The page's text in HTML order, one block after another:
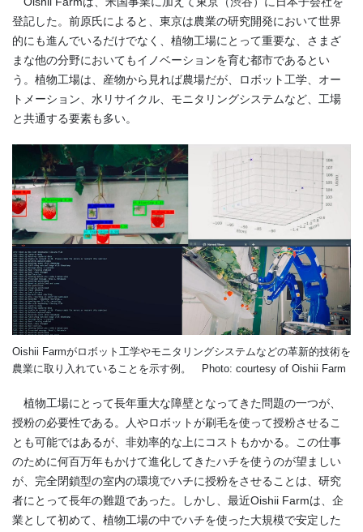
登記した。前原氏によると、東京は農業の研究開発において世界
的にも進んでいるだけでなく、植物工場にとって重要な、さまざ
まな他の分野においてもイノベーションを育む都市であるとい
う。植物工場は、産物から見れば農場だが、ロボット工学、オー
トメーション、水リサイクル、モニタリングシステムなど、工場
と共通する要素も多い。
Oishii Farmがロボット工学やモニタリングシステムなどの革新的技術を
農業に取り入れていることを示す例。 Photo: courtesy of Oishii Farm
植物工場にとって長年重大な障壁となってきた問題の一つが、
授粉の必要性である。人やロボットが刷毛を使って授粉させるこ
とも可能ではあるが、非効率的な上にコストもかかる。この仕事
のために何百万年もかけて進化してきたハチを使うのが望ましい
が、完全閉鎖型の室内の環境でハチに授粉をさせることは、研究
者にとって長年の難題であった。しかし、最近Oishii Farmは、企
業として初めて、植物工場の中でハチを使った大規模で安定した